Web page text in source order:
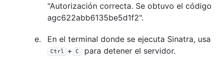
"Autorización correcta. Se obtuvo el código
agc622abb6135be5d1f2".
En el terminal donde se ejecuta Sinatra, usa
Ctrl + C para detener el servidor.